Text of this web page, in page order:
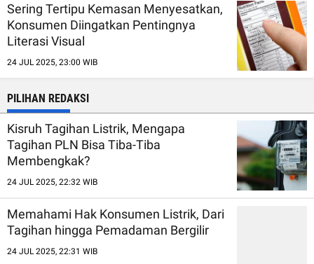
Sering Tertipu Kemasan Menyesatkan,
Konsumen Diingatkan Pentingnya
Literasi Visual
24 JUL 2025, 23:00 WIB
PILIHAN REDAKSI
Kisruh Tagihan Listrik, Mengapa
Tagihan PLN Bisa Tiba-Tiba
Membengkak?
24 JUL 2025, 22:32 WIB
Memahami Hak Konsumen Listrik, Dari
Tagihan hingga Pemadaman Bergilir
24 JUL 2025, 22:31 WIB